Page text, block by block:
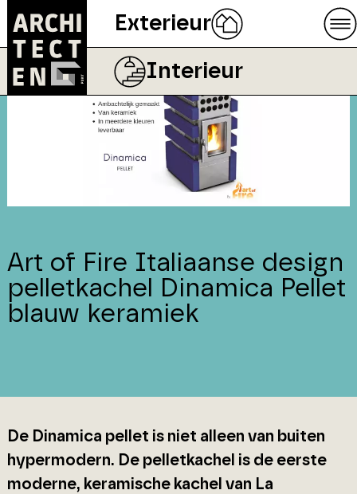
Exterieur
Interieur
Art of Fire Italiaanse design
pelletkachel Dinamica Pellet
blauw keramiek
De Dinamica pellet is niet alleen van buiten
hypermodern. De pelletkachel is de eerste
moderne, keramische kachel van La